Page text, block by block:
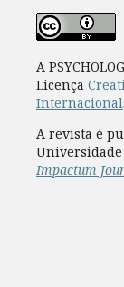
A
Licença
Internacional.
A revista é
Universidade
Impactum